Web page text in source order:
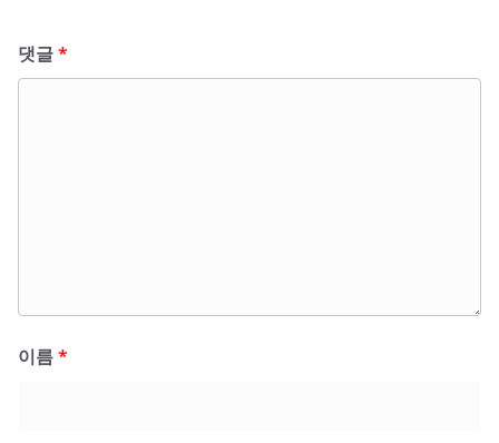
댓글*
이름*